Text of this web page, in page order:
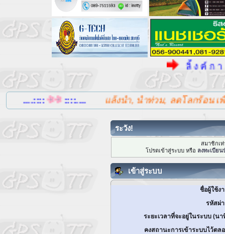
ลิ้ ง ค์ ก า ร พ
....:::: ::::.... แล้งน้ำ, น้ำท่วม, ลดโลกร้อน เพื่อ
ระวัง!
สมาชิกเ
โปรดเข้าสู่ระบบ หรือ ลงทะเบีย
เข้าสู่ระบบ
ชื่อผู้ใช้ง
รหัสผ่
ระยะเวลาที่จะอยู่ในระบบ (นา
คงสถานะการเข้าระบบไว้ตล